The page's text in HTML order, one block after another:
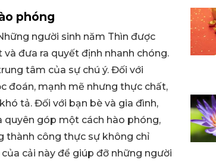
phóng
người sinh năm Thìn được
đưa ra quyết định nhanh chóng.
tâm của sự chú ý. Đối với
đoán, mạnh mẽ nhưng thực chất,
tả. Đối với bạn bè và gia đình,
quyên góp một cách hào phóng,
thành công thực sự không chỉ
cải này để giúp đỡ những người